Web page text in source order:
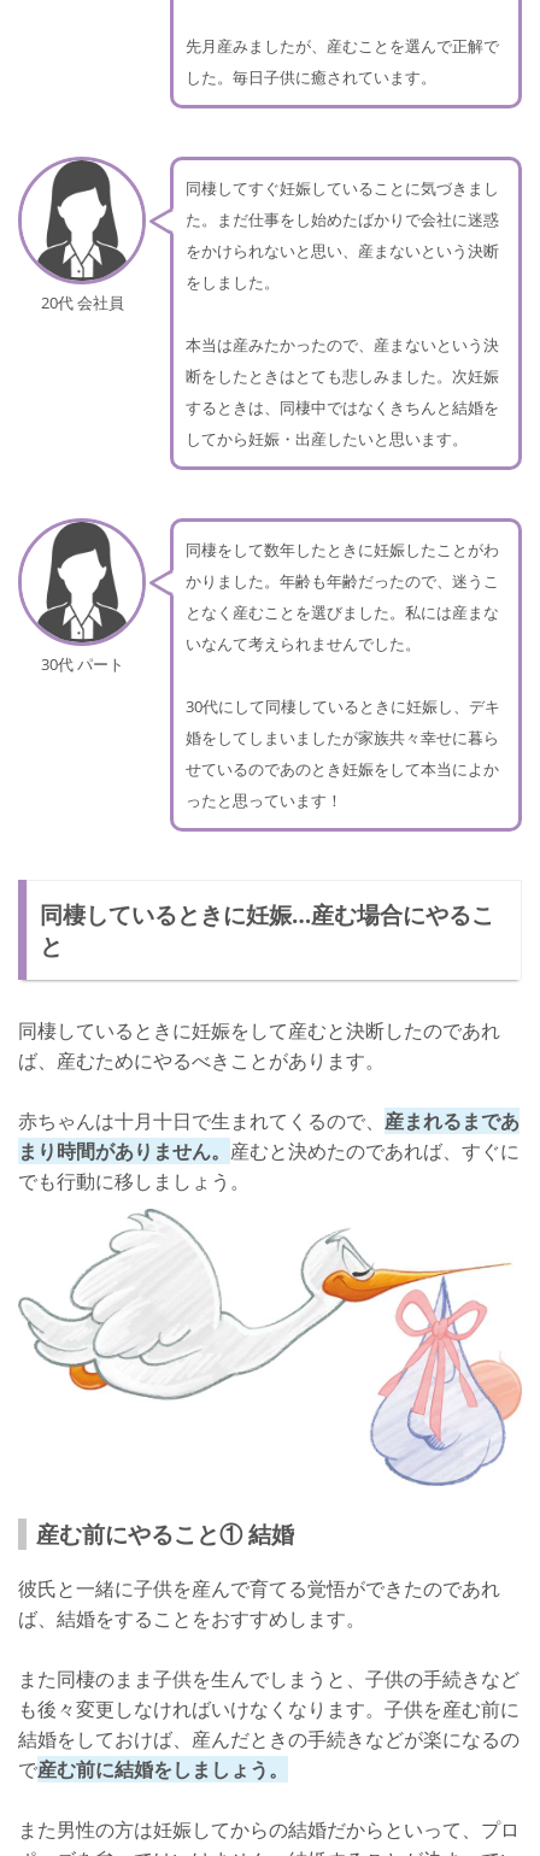
先月産みましたが、産むことを選んで正解で
した。毎日子供に癒されています。
20代 会社員
同棲してすぐ妊娠していることに気づきまし
た。まだ仕事をし始めたばかりで会社に迷惑
をかけられないと思い、産まないという決断
をしました。
本当は産みたかったので、産まないという決
断をしたときはとても悲しみました。次妊娠
するときは、同棲中ではなくきちんと結婚を
してから妊娠・出産したいと思います。
30代 パート
同棲をして数年したときに妊娠したことがわ
かりました。年齢も年齢だったので、迷うこ
となく産むことを選びました。私には産まな
いなんて考えられませんでした。
30代にして同棲しているときに妊娠し、デキ
婚をしてしまいましたが家族共々幸せに暮ら
せているのであのとき妊娠をして本当によか
ったと思っています！
同棲しているときに妊娠…産む場合にやるこ
と
同棲しているときに妊娠をして産むと決断したのであれ
ば、産むためにやるべきことがあります。
赤ちゃんは十月十日で生まれてくるので、 産まれるまであ
まり時間がありません。 産むと決めたのであれば、すぐに
でも行動に移しましょう。
産む前にやること① 結婚
彼氏と一緒に子供を産んで育てる覚悟ができたのであれ
ば、結婚をすることをおすすめします。
また同棲のまま子供を生んでしまうと、子供の手続きなど
も後々変更しなければいけなくなります。子供を産む前に
結婚をしておけば、産んだときの手続きなどが楽になるの
で産む前に結婚をしましょう。
また男性の方は妊娠してからの結婚だからといって、プロ